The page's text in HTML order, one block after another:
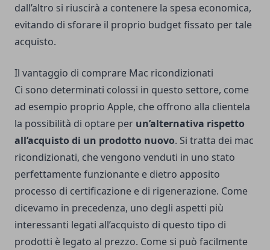
dall’altro si riuscirà a contenere la spesa economica,
evitando di sforare il proprio budget fissato per tale
acquisto.
Il vantaggio di comprare Mac ricondizionati
Ci sono determinati colossi in questo settore, come
ad esempio proprio Apple, che offrono alla clientela
la possibilità di optare per un’alternativa rispetto
all’acquisto di un prodotto nuovo. Si tratta dei mac
ricondizionati, che vengono venduti in uno stato
perfettamente funzionante e dietro apposito
processo di certificazione e di rigenerazione. Come
dicevamo in precedenza, uno degli aspetti più
interessanti legati all’acquisto di questo tipo di
prodotti è legato al prezzo. Come si può facilmente